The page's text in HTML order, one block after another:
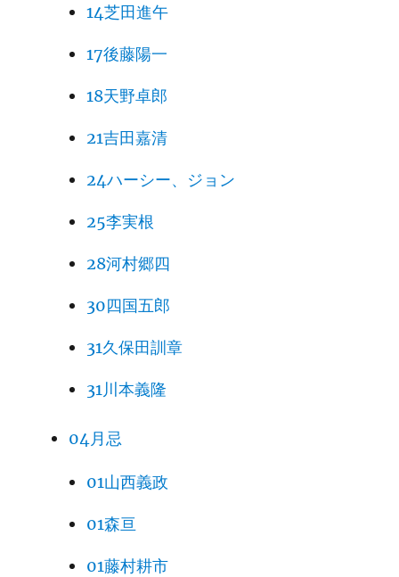
14芝田進午
17後藤陽一
18天野卓郎
21吉田嘉清
24ハーシー、ジョン
25李実根
28河村郷四
30四国五郎
31久保田訓章
31川本義隆
04月忌
01山西義政
01森亘
01藤村耕市